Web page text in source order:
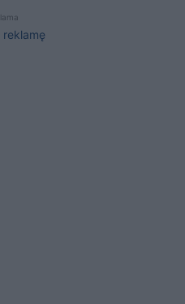
reklamę